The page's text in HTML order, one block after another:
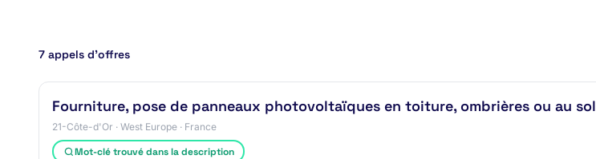
7 appels d’offres
Fourniture, pose de panneaux photovoltaïques en toiture, ombrières ou au sol
21-Côte-d'Or · West Europe · France
Mot-clé trouvé dans la description